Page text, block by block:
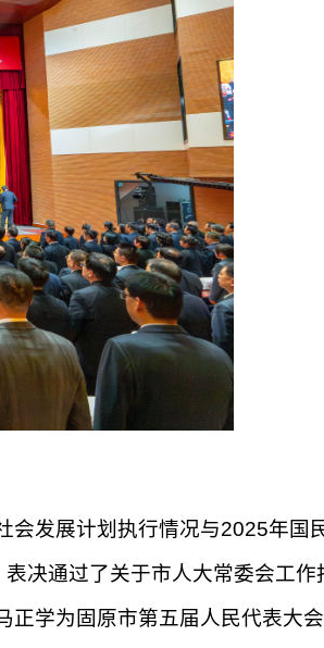
会发展计划执行情况与2025年国
决通过了关于市人大常委会工作
学为固原市第五届人民代表大